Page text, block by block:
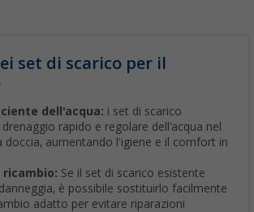
set di scarico per il
dell'acqua: i set di scarico
rapido e regolare dell'acqua nel
doccia, aumentando l'igiene e il comfort in
ricambio: Se il set di scarico esistente
è possibile sostituirlo facilmente
adatto per evitare riparazioni